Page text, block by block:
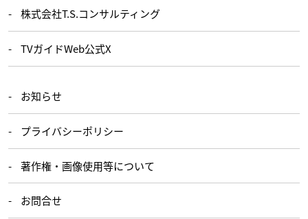
株式会社T.S.コンサルティング
TVガイドWeb公式X
お知らせ
プライバシーポリシー
著作権・画像使用等について
お問合せ